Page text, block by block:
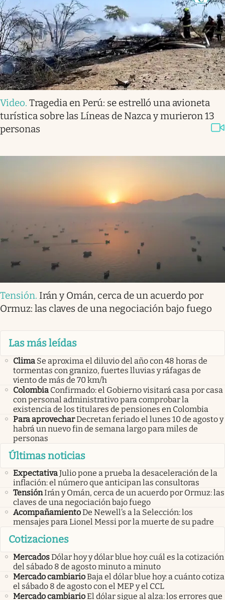
Video. Tragedia en Perú: se estrelló una avioneta
turística sobre las Líneas de Nazca y murieron 13
personas
Tensión. Irán y Omán, cerca de un acuerdo por
Ormuz: las claves de una negociación bajo fuego
Las más leídas
Clima Se aproxima el diluvio del año con 48 horas de
tormentas con granizo, fuertes lluvias y ráfagas de
viento de más de 70 km/h
Colombia Confirmado: el Gobierno visitará casa por casa
con personal administrativo para comprobar la
existencia de los titulares de pensiones en Colombia
Para aprovecharDecretan feriado el lunes 10 de agosto y
habrá un nuevo fin de semana largo para miles de
personas
Últimas noticias
ExpectativaJulio pone a prueba la desaceleración de la
inflación: el número que anticipan las consultoras
TensiónIrán y Omán, cerca de un acuerdo por Ormuz: las
claves de una negociación bajo fuego
AcompañamientoDe Newell’s a la Selección: los
mensajes para Lionel Messi por la muerte de su padre
Cotizaciones
MercadosDólar hoy y dólar blue hoy: cuál es la cotización
del sábado 8 de agosto minuto a minuto
Mercado cambiarioBaja el dólar blue hoy: a cuánto cotiza
el sábado 8 de agosto con el MEP y el CCL
Mercado cambiarioEl dólar sigue al alza: los errores que